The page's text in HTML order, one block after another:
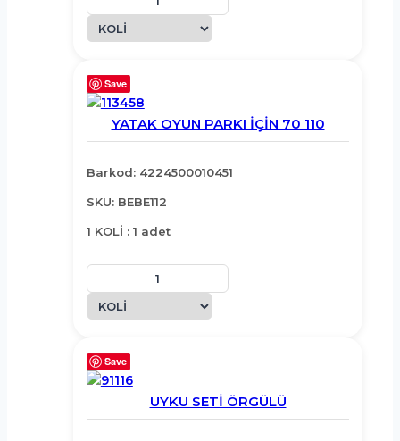
Save
YATAK OYUN PARKI İÇİN 70 110
Barkod: 4224500010451
SKU: BEBE112
1 KOLİ : 1 adet
Save
UYKU SETİ ÖRGÜLÜ